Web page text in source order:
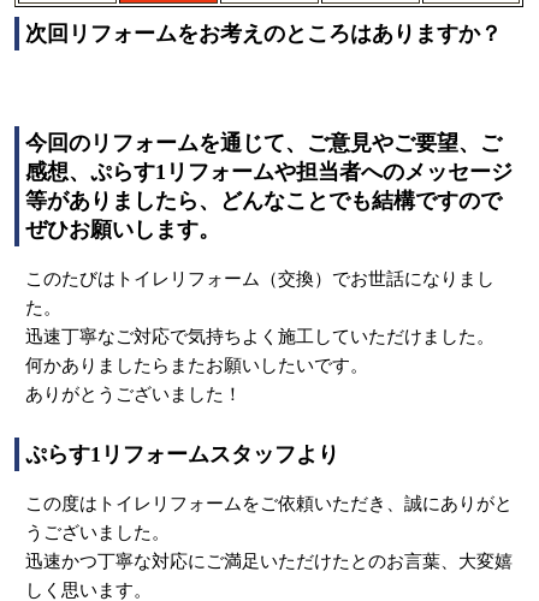
次回リフォームをお考えのところはありますか？
今回のリフォームを通じて、ご意見やご要望、ご
感想、ぷらす1リフォームや担当者へのメッセージ
等がありましたら、どんなことでも結構ですので
ぜひお願いします。
このたびはトイレリフォーム（交換）でお世話になりまし
た。
迅速丁寧なご対応で気持ちよく施工していただけました。
何かありましたらまたお願いしたいです。
ありがとうございました！
ぷらす1リフォームスタッフより
この度はトイレリフォームをご依頼いただき、誠にありがと
うございました。
迅速かつ丁寧な対応にご満足いただけたとのお言葉、大変嬉
しく思います。